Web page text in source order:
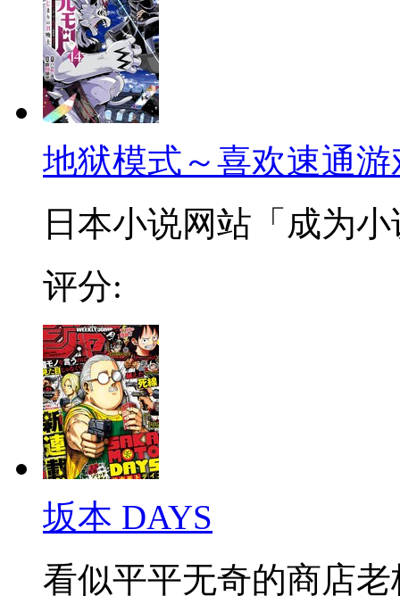
地狱模式～喜欢速通
日本小说网站「成为
评分:
坂本 DAYS
看似平平无奇的商店老